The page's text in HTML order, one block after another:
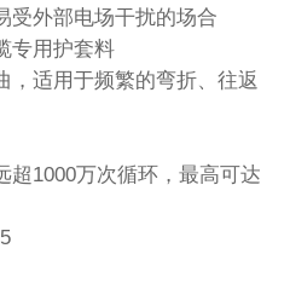
受外部电场干扰的场合
专用护套料
，适用于频繁的弯折、往返
超1000万次循环，最高可达